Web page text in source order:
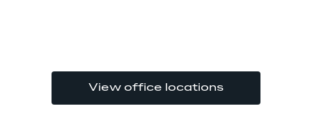
View office locations